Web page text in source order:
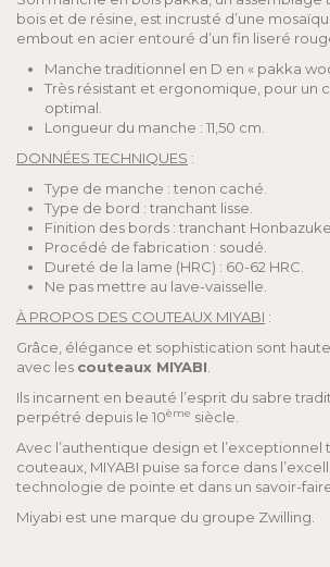
bois et de résine, est incrusté d’une
embout en acier entouré d’un fin liseré
Manche traditionnel en D en « pakka
Très résistant et ergonomique, pour un
optimal.
Longueur du manche : 11,50 cm.
DONNÉES TECHNIQUES :
Type de manche : tenon caché.
Type de bord : tranchant lisse.
Finition des bords : tranchant Honbazuke.
Procédé de fabrication : soudé.
Dureté de la lame (HRC) : 60-62 HRC.
Ne pas mettre au lave-vaisselle.
À PROPOS DES COUTEAUX MIYABI :
Grâce, élégance et sophistication sont
avec les couteaux MIYABI
Ils incarnent en beauté l’esprit du sabre
perpétré depuis le 10ème siècle.
Avec l’authentique design et l’exceptionnel
couteaux, MIYABI puise sa force dans
technologie de pointe et dans un savoir-
Miyabi est une marque du groupe Zwilling.